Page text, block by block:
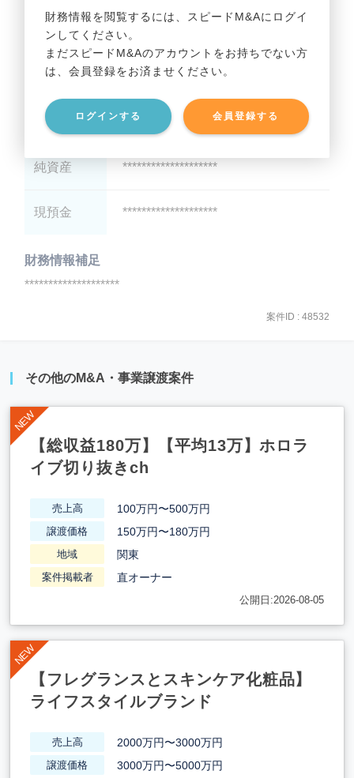
財務情報を閲覧するには、スピードM&Aにログイ
ンしてください。
まだスピードM&Aのアカウントをお持ちでない方
は、会員登録をお済ませください。
ログインする 会員登録する
貸借対照表（B/S）
総資産 ********************
有利子負債 ********************
純資産 ********************
現預金 ********************
財務情報補足
********************
案件ID : 48532
その他のM&A・事業譲渡案件
【総収益180万】【平均13万】ホロラ
イブ切り抜きch
売上高 100万円〜500万円
譲渡価格 150万円〜180万円
地域 関東
案件掲載者 直オーナー
公開日:2026-08-05
【フレグランスとスキンケア化粧品】
ライフスタイルブランド
売上高 2000万円〜3000万円
譲渡価格 3000万円〜5000万円